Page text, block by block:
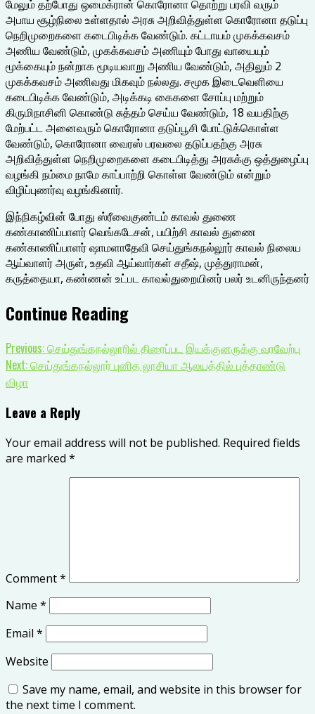
மேலும் தற்போது ஒமைக்ரான் கொரோனா தொற்று பரவி வரும்
அபாய சூழ்நிலை உள்ளதால் அரசு அறிவித்துள்ள கொரோனா தடுப்பு
நெறிமுறைகளை கடைபிடிக்க வேண்டும். கட்டாயம் முகக்கவசம்
அணிய வேண்டும், முகக்கவசம் அணியும் போது வாயையும்
மூக்கையும் நன்றாக மூடியவாறு அணிய வேண்டும், அதிலும் 2
முகக்கவசம் அணிவது மிகவும் நல்லது. சமூக இடைவெளியை
கடைபிடிக்க வேண்டும், அடிக்கடி கைகளை சோப்பு மற்றும்
கிருமிநாசினி கொண்டு சுத்தம் செய்ய வேண்டும், 18 வயதிற்கு
மேற்பட்ட அனைவரும் கொரோனா தடுப்பூசி போட்டுக்கொள்ள
வேண்டும், கொரோனா வைரஸ் பரவலை தடுப்பதற்கு அரசு
அறிவித்துள்ள நெறிமுறைகளை கடைபிடித்து அரசுக்கு ஒத்துழைப்பு
வழங்கி நம்மை நாமே காப்பாற்றி கொள்ள வேண்டும் என்றும்
விழிப்புணர்வு வழங்கினார்.
இந்நிகழ்வின் போது ஸ்ரீவைகுண்டம் காவல் துணை
கண்காணிப்பாளர் வெங்கடேசன், பயிற்சி காவல் துணை
கண்காணிப்பாளர் ஷாமளாதேவி செய்துங்கநல்லூர் காவல் நிலைய
ஆய்வாளர் அருள், உதவி ஆய்வார்கள் சதீஷ், முத்துராமன்,
கருத்தையா, கண்ணன் உட்பட காவல்துறையினர் பலர் உடனிருந்தனர்
Continue Reading
Previous:செய்துங்கநல்லூரில் திரைப்பட இயக்குனருக்கு வரவேற்பு
Next:செய்துங்கநல்லூர் புனித லூசியா ஆலயத்தில் புத்தாண்டு
விழா
Leave a Reply
Your email address will not be published. Required fields
are marked *
Comment*
Name *
Email *
Website
Save my name, email, and website in this browser for
the next time I comment.